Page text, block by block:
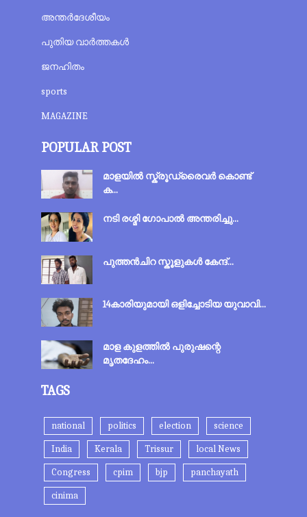
അന്തര്‍ദേശീയം
പുതിയ വാര്‍ത്തകള്‍
ജനഹിതം
sports
MAGAZINE
POPULAR POST
മാളയില്‍ സ്ക്രൂഡ്രൈവർ കൊണ്ട്
ക...
നടി രശ്മി ഗോപാല്‍ അന്തരിച്ചു...
പുത്തന്‍‌ചിറ സ്കൂളുകള്‍ കേന്ദ്...
14കാരിയുമായി ഒളിച്ചോടിയ യുവാവി...
മാള കുളത്തിൽ പുരുഷന്റെ
മൃതദേഹം...
TAGS
national politics election
science
India
Kerala Trissur
local News
Congress
cpim bjp
panchayath
cinima